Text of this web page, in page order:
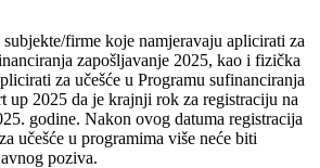
firme koje namjeravaju aplicirati za
zapošljavanje 2025, kao i fizička
za učešće u Programu sufinanciranja
up 2025 da je krajnji rok za registraciju na
godine. Nakon ovog datuma registracija
učešće u programima više neće biti
poziva.